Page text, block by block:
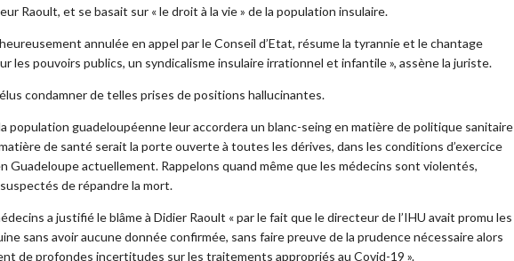
Raoult, et se basait sur « le droit à la vie » de la population insulaire.
annulée en appel par le Conseil d’Etat, résume la tyrannie et le chantage
les pouvoirs publics, un syndicalisme insulaire irrationnel et infantile », assène la juriste.
condamner de telles prises de positions hallucinantes.
population guadeloupéenne leur accordera un blanc-seing en matière de politique sanitaire
de santé serait la porte ouverte à toutes les dérives, dans les conditions d’exercice
Guadeloupe actuellement. Rappelons quand même que les médecins sont violentés,
de répandre la mort.
a justifié le blâme à Didier Raoult « par le fait que le directeur de l’IHU avait promu les
sans avoir aucune donnée confirmée, sans faire preuve de la prudence nécessaire alors
de profondes incertitudes sur les traitements appropriés au Covid-19 ».